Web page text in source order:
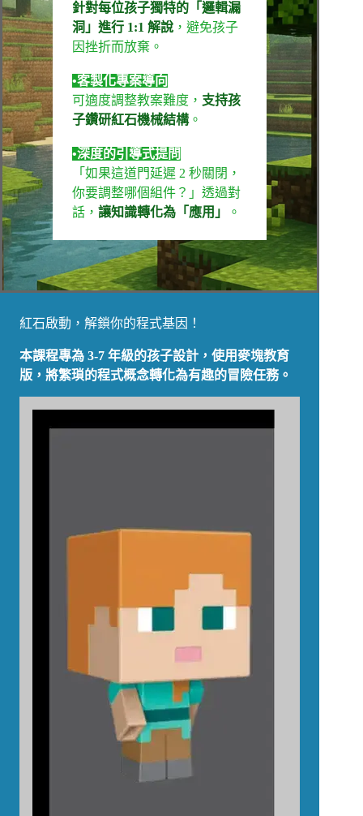
針對每位孩子獨特的「邏輯漏
洞」進行 1:1 解說 ，避免孩子
因挫折而放棄。
•客製化專案導向
可適度調整教案難度， 支持孩
子鑽研紅石機械結構。
•深度的引導式提問
「如果這道門延遲 2 秒關閉，
你要調整哪個組件？」透過對
話，讓知識轉化為「應用」 。
紅石啟動，解鎖你的程式基因！
本課程專為 3-7 年級的孩子設計，使用麥塊教育
版，將繁瑣的程式概念轉化為有趣的冒險任務。